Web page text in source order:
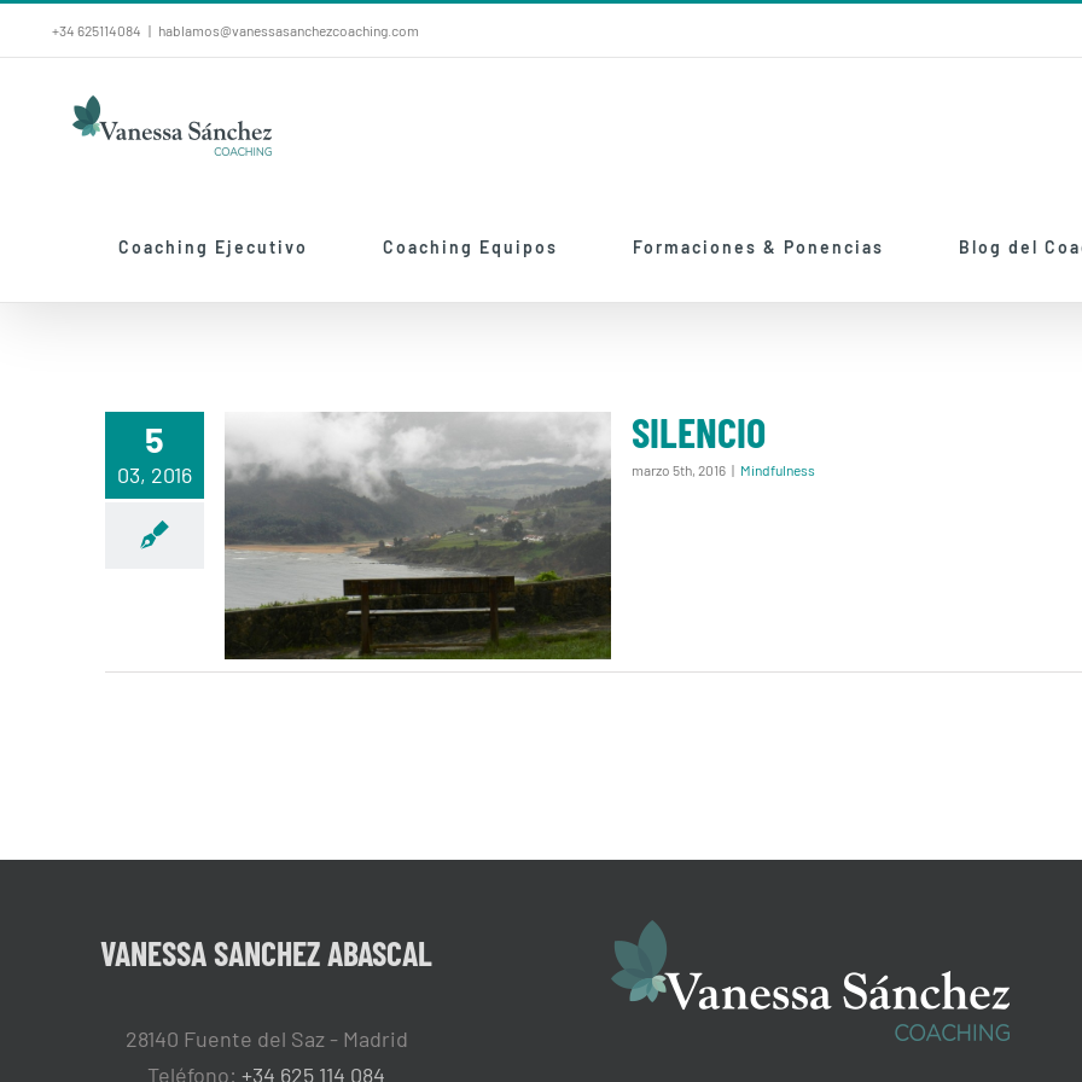
al
contenido
+34 625114084 | hablamos@vanessasanchezcoaching.com
Coaching Ejecutivo Coaching Equipos Formaciones & Ponencias Blog del
5
03, 2016
SILENCIO
SILENCIO
marzo 5th, 2016 | Mindfulness
VANESSA SANCHEZ ABASCAL
28140 Fuente del Saz - Madrid
Teléfono:+34 625 114 084